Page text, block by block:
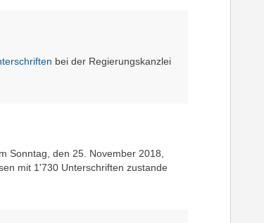
bei der Regierungskanzlei
Sonntag, den 25. November 2018,
mit 1'730 Unterschriften zustande